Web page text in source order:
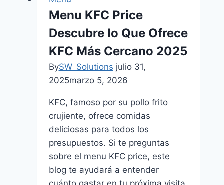
Menu KFC Price
Descubre lo Que Ofrece
KFC Más Cercano 2025
BySW_Solutions julio 31,
2025marzo 5, 2026
KFC, famoso por su pollo frito
crujiente, ofrece comidas
deliciosas para todos los
presupuestos. Si te preguntas
sobre el menu KFC price, este
blog te ayudará a entender